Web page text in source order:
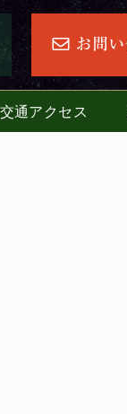
交通アクセス